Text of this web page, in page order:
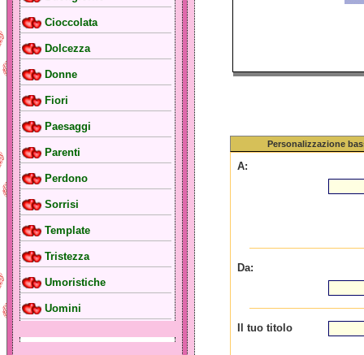
Cioccolata
Dolcezza
Donne
Fiori
Paesaggi
Parenti
Perdono
Sorrisi
Template
Tristezza
Umoristiche
Uomini
Personalizzazione
A:
Da:
Il tuo titolo